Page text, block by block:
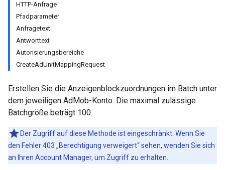
HTTP-Anfrage
Pfadparameter
Anfragetext
Antworttext
Autorisierungsbereiche
CreateAdUnitMappingRequest
Erstellen Sie die Anzeigenblockzuordnungen im Batch unter
dem jeweiligen AdMob-Konto. Die maximal zulässige
Batchgröße beträgt 100.
Der Zugriff auf diese Methode ist eingeschränkt. Wenn Sie
den Fehler 403 „Berechtigung verweigert“ sehen, wenden Sie sich
an Ihren Account Manager, um Zugriff zu erhalten.